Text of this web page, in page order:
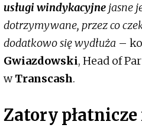
usługi windykacyjne jasne
dotrzymywane, przez co
dodatkowo się wydłuża –
Gwiazdowski, Head of
wTranscash.
Zatory